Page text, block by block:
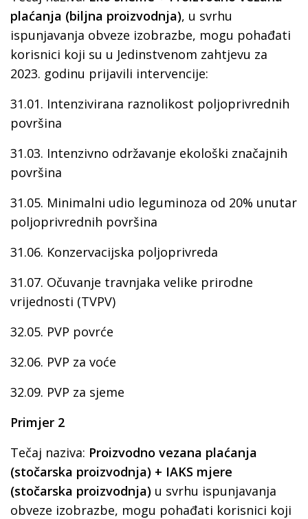
plaćanja (biljna proizvodnja), u svrhu
ispunjavanja obveze izobrazbe, mogu pohađati
korisnici koji su u Jedinstvenom zahtjevu za
2023. godinu prijavili intervencije:
31.01. Intenzivirana raznolikost poljoprivrednih
površina
31.03. Intenzivno održavanje ekološki značajnih
površina
31.05. Minimalni udio leguminoza od 20% unutar
poljoprivrednih površina
31.06. Konzervacijska poljoprivreda
31.07. Očuvanje travnjaka velike prirodne
vrijednosti (TVPV)
32.05. PVP povrće
32.06. PVP za voće
32.09. PVP za sjeme
Primjer 2
Tečaj naziva: Proizvodno vezana plaćanja
(stočarska proizvodnja) + IAKS mjere
(stočarska proizvodnja) u svrhu ispunjavanja
obveze izobrazbe, mogu pohađati korisnici koji